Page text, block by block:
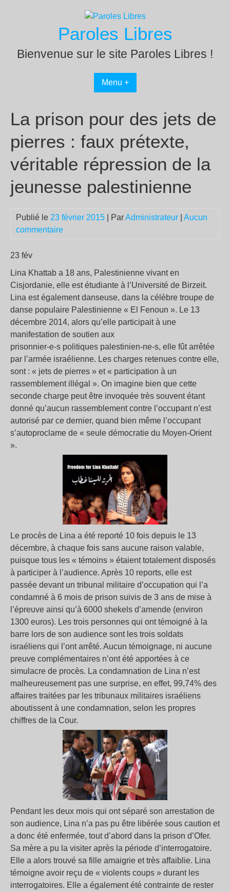
Paroles Libres
Bienvenue sur le site Paroles Libres !
Menu +
La prison pour des jets de
pierres : faux prétexte,
véritable répression de la
jeunesse palestinienne
Publié le 23 février 2015 | ParAdministrateur
Aucun
commentaire
23 fév
Lina Khattab a 18 ans, Palestinienne vivant en
Cisjordanie, elle est étudiante à l’Université de Birzeit.
Lina est également danseuse, dans la célèbre troupe de
danse populaire Palestinienne « El Fenoun ». Le 13
décembre 2014, alors qu’elle participait à une
manifestation de soutien aux
prisonnier-e-s politiques palestinien-ne-s, elle fût arrêtée
par l’armée israélienne. Les charges retenues contre elle,
sont : « jets de pierres » et « participation à un
rassemblement illégal ». On imagine bien que cette
seconde charge peut être invoquée très souvent étant
donné qu’aucun rassemblement contre l’occupant n’est
autorisé par ce dernier, quand bien même l’occupant
s’autoproclame de « seule démocratie du Moyen-Orient
».
Le procès de Lina a été reporté 10 fois depuis le 13
décembre, à chaque fois sans aucune raison valable,
puisque tous les « témoins » étaient totalement disposés
à participer à l’audience. Après 10 reports, elle est
passée devant un tribunal militaire d’occupation qui l’a
condamné à 6 mois de prison suivis de 3 ans de mise à
l’épreuve ainsi qu’à 6000 shekels d’amende (environ
1300 euros). Les trois personnes qui ont témoigné à la
barre lors de son audience sont les trois soldats
israéliens qui l’ont arrêté. Aucun témoignage, ni aucune
preuve complémentaires n’ont été apportées à ce
simulacre de procès. La condamnation de Lina n’est
malheureusement pas une surprise, en effet, 99,74% des
affaires traitées par les tribunaux militaires israéliens
aboutissent à une condamnation, selon les propres
chiffres de la Cour.
Pendant les deux mois qui ont séparé son arrestation de
son audience, Lina n’a pas pu être libérée sous caution et
a donc été enfermée, tout d’abord dans la prison d’Ofer.
Sa mère a pu la visiter après la période d’interrogatoire.
Elle a alors trouvé sa fille amaigrie et très affaiblie. Lina
témoigne avoir reçu de « violents coups » durant les
interrogatoires. Elle a également été contrainte de rester